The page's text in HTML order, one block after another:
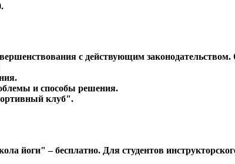
с действующим законодательством.
и способы решения.
клуб".
йоги" – бесплатно. Для студентов